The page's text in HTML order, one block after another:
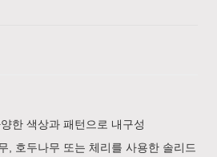
한 색상과 패턴으로 내구성
, 호두나무 또는 체리를 사용한 솔리드